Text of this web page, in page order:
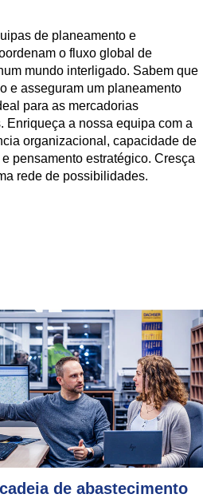
de planeamento e
o fluxo global de
mundo interligado. Sabem que
e asseguram um planeamento
para as mercadorias
Enriqueça a nossa equipa com a
organizacional, capacidade de
pensamento estratégico. Cresça
rede de possibilidades.
de abastecimento